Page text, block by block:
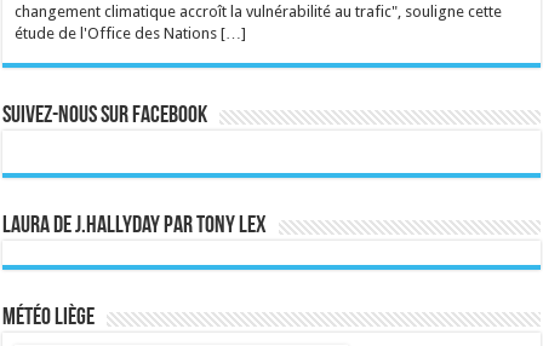
changement climatique accroît la vulnérabilité au trafic", souligne cette
étude de l'Office des Nations […]
Suivez-nous sur Facebook
Laura de J.Hallyday par Tony Lex
Météo Liège